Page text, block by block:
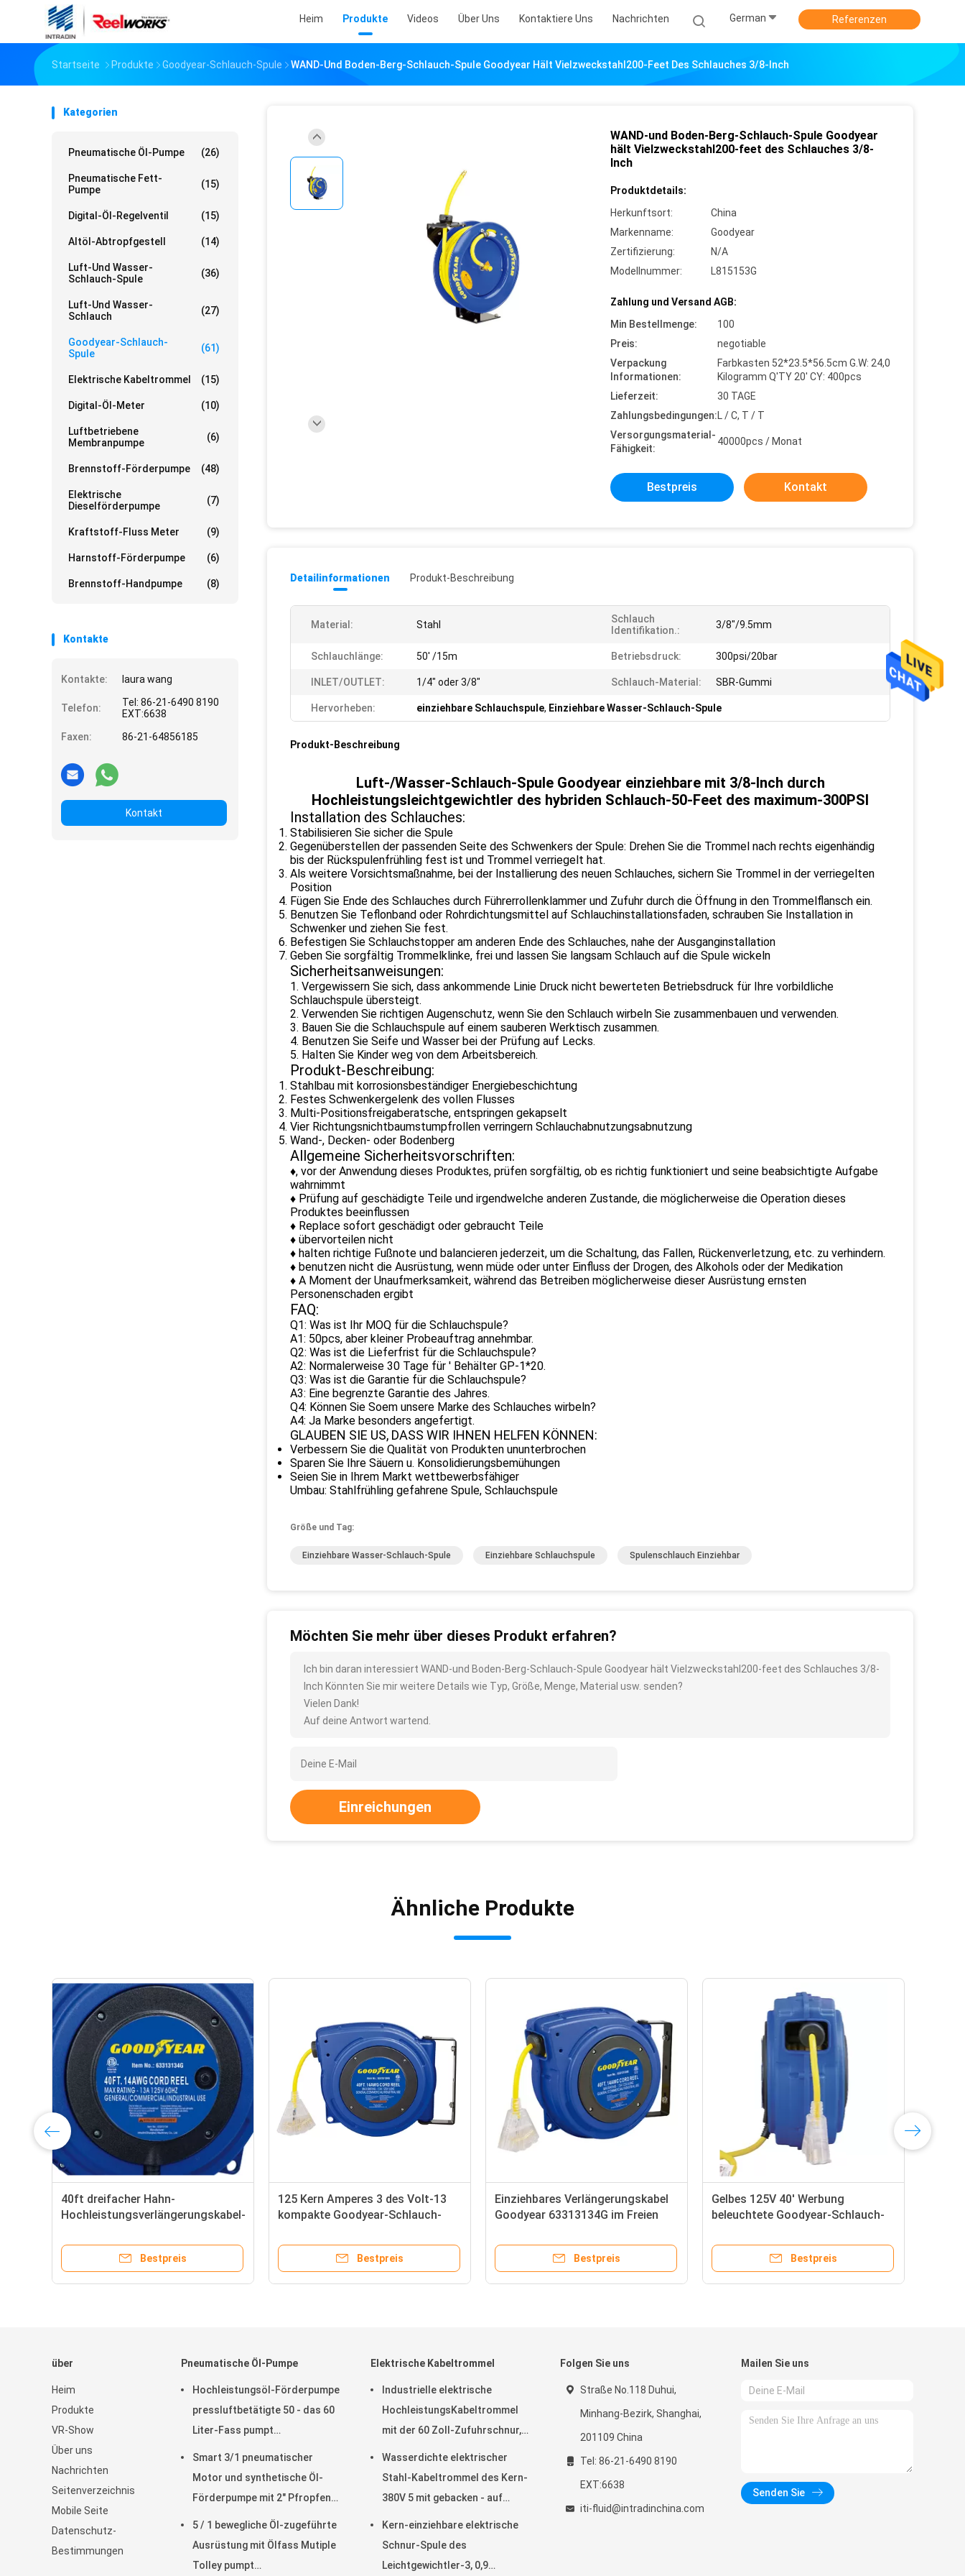
Heim Produkte Videos Über Uns Kontaktiere Uns Nachrichten German Referenzen
Startseite Produkte Goodyear-Schlauch-Spule WAND-Und Boden-Berg-Schlauch-Spule Goodyear Hält Vielzweckstahl200-Feet Des Schlauches 3/8-Inch
Kategorien
Pneumatische Öl-Pumpe (26)
Pneumatische Fett-
Pumpe
(15)
Digital-Öl-Regelventil (15)
Altöl-Abtropfgestell (14)
Luft-Und Wasser-
Schlauch-Spule
(36)
Luft-Und Wasser-
Schlauch
(27)
Goodyear-Schlauch-
Spule
(61)
Elektrische Kabeltrommel (15)
Digital-Öl-Meter (10)
Luftbetriebene
Membranpumpe
(6)
Brennstoff-Förderpumpe (48)
Elektrische
Dieselförderpumpe
(7)
Kraftstoff-Fluss Meter (9)
Harnstoff-Förderpumpe (6)
Brennstoff-Handpumpe (8)
Kontakte
Kontakte: laura wang
Telefon:
Tel: 86-21-6490 8190
EXT:6638
Faxen:
86-21-64856185
Kontakt
WAND-und Boden-Berg-Schlauch-Spule Goodyear
hält Vielzweckstahl200-feet des Schlauches 3/8-
Inch
Produktdetails:
Herkunftsort:
China
Markenname:
Goodyear
Zertifizierung:
N/A
Modellnummer:
L815153G
Zahlung und Versand AGB:
Min Bestellmenge:
100
Preis:
negotiable
Verpackung
Informationen:
Farbkasten 52*23.5*56.5cm G.W: 24,0
Kilogramm Q'TY 20' CY: 400pcs
Lieferzeit:
30 TAGE
Zahlungsbedingungen:L / C, T / T
Versorgungsmaterial-
Fähigkeit:
40000pcs / Monat
Bestpreis Kontakt
Detailinformationen Produkt-Beschreibung
Material: Stahl
Schlauch
Identifikation.:
3/8"/9.5mm
Schlauchlänge: 50' /15m Betriebsdruck: 300psi/20bar
INLET/OUTLET: 1/4" oder 3/8" Schlauch-Material: SBR-Gummi
Hervorheben: einziehbare Schlauchspule, Einziehbare Wasser-Schlauch-Spule
Produkt-Beschreibung
Luft-/Wasser-Schlauch-Spule Goodyear einziehbare mit 3/8-Inch durch
Hochleistungsleichtgewichtler des hybriden Schlauch-50-Feet des maximum-300PSI
Installation des Schlauches:
Stabilisieren Sie sicher die Spule
Gegenüberstellen der passenden Seite des Schwenkers der Spule: Drehen Sie die Trommel nach rechts eigenhändig
bis der Rückspulenfrühling fest ist und Trommel verriegelt hat.
Als weitere Vorsichtsmaßnahme, bei der Installierung des neuen Schlauches, sichern Sie Trommel in der verriegelten
Position
Fügen Sie Ende des Schlauches durch Führerrollenklammer und Zufuhr durch die Öffnung in den Trommelflansch ein.
Benutzen Sie Teflonband oder Rohrdichtungsmittel auf Schlauchinstallationsfaden, schrauben Sie Installation in
Schwenker und ziehen Sie fest.
Befestigen Sie Schlauchstopper am anderen Ende des Schlauches, nahe der Ausganginstallation
Geben Sie sorgfältig Trommelklinke, frei und lassen Sie langsam Schlauch auf die Spule wickeln
Sicherheitsanweisungen:
1. Vergewissern Sie sich, dass ankommende Linie Druck nicht bewerteten Betriebsdruck für Ihre vorbildliche
Schlauchspule übersteigt.
2. Verwenden Sie richtigen Augenschutz, wenn Sie den Schlauch wirbeln Sie zusammenbauen und verwenden.
3. Bauen Sie die Schlauchspule auf einem sauberen Werktisch zusammen.
4. Benutzen Sie Seife und Wasser bei der Prüfung auf Lecks.
5. Halten Sie Kinder weg von dem Arbeitsbereich.
Produkt-Beschreibung:
Stahlbau mit korrosionsbeständiger Energiebeschichtung
Festes Schwenkergelenk des vollen Flusses
Multi-Positionsfreigaberatsche, entspringen gekapselt
Vier Richtungsnichtbaumstumpfrollen verringern Schlauchabnutzungsabnutzung
Wand-, Decken- oder Bodenberg
Allgemeine Sicherheitsvorschriften:
♦, vor der Anwendung dieses Produktes, prüfen sorgfältig, ob es richtig funktioniert und seine beabsichtigte Aufgabe
wahrnimmt
♦ Prüfung auf geschädigte Teile und irgendwelche anderen Zustande, die möglicherweise die Operation dieses
Produktes beeinflussen
♦ Replace sofort geschädigt oder gebraucht Teile
♦ übervorteilen nicht
♦ halten richtige Fußnote und balancieren jederzeit, um die Schaltung, das Fallen, Rückenverletzung, etc. zu verhindern.
♦ benutzen nicht die Ausrüstung, wenn müde oder unter Einfluss der Drogen, des Alkohols oder der Medikation
♦ A Moment der Unaufmerksamkeit, während das Betreiben möglicherweise dieser Ausrüstung ernsten
Personenschaden ergibt
FAQ:
Q1: Was ist Ihr MOQ für die Schlauchspule?
A1: 50pcs, aber kleiner Probeauftrag annehmbar.
Q2: Was ist die Lieferfrist für die Schlauchspule?
A2: Normalerweise 30 Tage für ' Behälter GP-1*20.
Q3: Was ist die Garantie für die Schlauchspule?
A3: Eine begrenzte Garantie des Jahres.
Q4: Können Sie Soem unsere Marke des Schlauches wirbeln?
A4: Ja Marke besonders angefertigt.
GLAUBEN SIE US, DASS WIR IHNEN HELFEN KÖNNEN:
Verbessern Sie die Qualität von Produkten ununterbrochen
Sparen Sie Ihre Säuern u. Konsolidierungsbemühungen
Seien Sie in Ihrem Markt wettbewerbsfähiger
Umbau: Stahlfrühling gefahrene Spule, Schlauchspule
Größe und Tag:
Einziehbare Wasser-Schlauch-Spule Einziehbare Schlauchspule Spulenschlauch Einziehbar
Möchten Sie mehr über dieses Produkt erfahren?
Ich bin daran interessiert WAND-und Boden-Berg-Schlauch-Spule Goodyear hält Vielzweckstahl200-feet des Schlauches 3/8-
Inch Könnten Sie mir weitere Details wie Typ, Größe, Menge, Material usw. senden?
Vielen Dank!
Auf deine Antwort wartend.
Einreichungen
Ähnliche Produkte
40ft dreifacher Hahn-
Hochleistungsverlängerungskabel-
mit LED beleuchtetem
VerbindungsstückBestpreis
125 Kern Amperes 3 des Volt-13
kompakte Goodyear-Schlauch-
Bestpreis
Einziehbares Verlängerungskabel
Goodyear 63313134G im Freien
Bestpreis
Gelbes 125V 40' Werbung
beleuchtete Goodyear-Schlauch-
Bestpreis
über
Heim
Produkte
VR-Show
Über uns
Nachrichten
Seitenverzeichnis
Mobile Seite
Datenschutz-
Bestimmungen
Pneumatische Öl-Pumpe
Hochleistungsöl-Förderpumpe
pressluftbetätigte 50 - das 60
Liter-Fass pumpt
Smart 3/1 pneumatischer
Motor und synthetische Öl-
Förderpumpe mit 2" Pfropfen-
5 / 1 bewegliche Öl-zugeführte
Ausrüstung mit Ölfass Mutiple
Tolley pumpt
Elektrische Kabeltrommel
Industrielle elektrische
HochleistungsKabeltrommel
mit der 60 Zoll-Zufuhrschnur,
Wasserdichte elektrischer
Stahl-Kabeltrommel des Kern-
380V 5 mit gebacken - auf
Kern-einziehbare elektrische
Schnur-Spule des
Leichtgewichtler-3, 0,9
Folgen Sie uns
Straße No.118 Duhui,
Minhang-Bezirk, Shanghai,
201109 China
Tel: 86-21-6490 8190
EXT:6638
iti-fluid@intradinchina.com
Mailen Sie uns
Senden Sie